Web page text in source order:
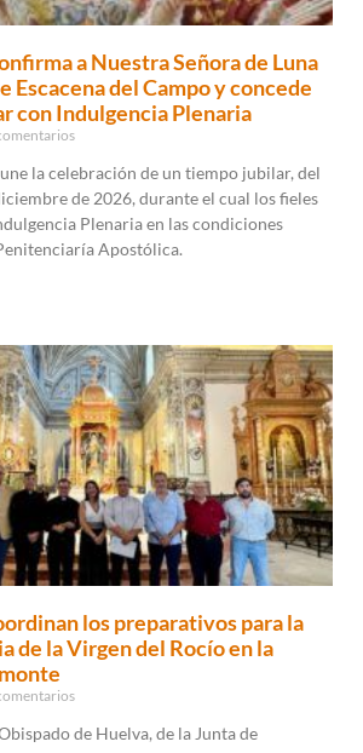
a Nuestra Señora de Luna
Escacena del Campo y concede
con Indulgencia Plenaria
la celebración de un tiempo jubilar, del
de 2026, durante el cual los fieles
Plenaria en las condiciones
Apostólica.
los preparativos para la
de la Virgen del Rocío en la
de Huelva, de la Junta de